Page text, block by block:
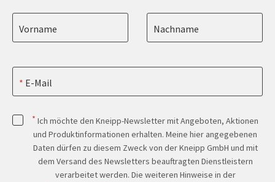
Vorname Nachname
E-Mail
* Ich möchte den Kneipp-Newsletter mit Angeboten, Aktionen
und Produktinformationen erhalten. Meine hier angegebenen
Daten dürfen zu diesem Zweck von der Kneipp GmbH und mit
dem Versand des Newsletters beauftragten Dienstleistern
verarbeitet werden. Die weiteren Hinweise in der